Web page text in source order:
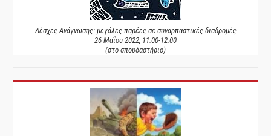
Λέσχες Ανάγνωσης: μεγάλες παρέες σε συναρπαστικές διαδρομές
26 Μαΐου 2022, 11:00-12:00
(στο σπουδαστήριο)